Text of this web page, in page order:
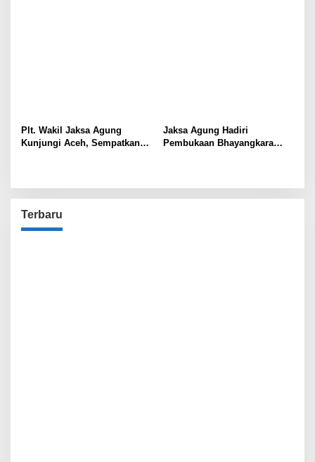
Plt. Wakil Jaksa Agung
Kunjungi Aceh, Sempatkan
Jaksa Agung Hadiri
Pembukaan Bhayangkara
Terbaru